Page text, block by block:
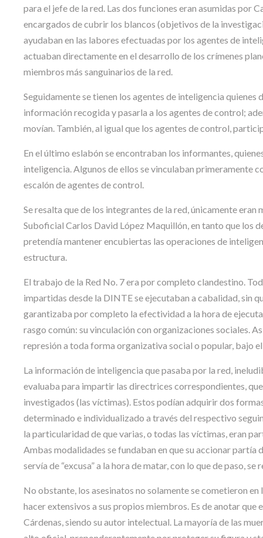
para el jefe de la red. Las dos funciones eran asumidas por
encargados de cubrir los blancos (objetivos de la
ayudaban en las labores efectuadas por los agentes de
actuaban directamente en el desarrollo de los crímenes
miembros más sanguinarios de la red.
Seguidamente se tienen los agentes de inteligencia
información recogida y pasarla a los agentes de control;
movían. También, al igual que los agentes de control,
En el último eslabón se encontraban los informantes,
inteligencia. Algunos de ellos se vinculaban primeramente
escalón de agentes de control.
Se resalta que de los integrantes de la red, únicamente
Suboficial Carlos David López Maquillón, en tanto que los
pretendía mantener encubiertas las operaciones de
estructura.
El trabajo de la Red No. 7 era por completo clandestino.
impartidas desde la DINTE se ejecutaban a cabalidad, sin
garantizaba por completo la efectividad a la hora de
rasgo común: su vinculación con organizaciones sociales.
represión a toda forma organizativa social o popular, bajo
La información de inteligencia que pasaba por la red,
evaluaba para impartir las directrices correspondientes,
investigados (las víctimas). Estos podían adquirir dos
determinado e individualizado a través del respectivo
la particularidad de que varias, o todas las víctimas, eran
Ambas modalidades se fundaban en que su accionar partía
servía de “excusa” a la hora de matar, con lo que de paso,
No obstante, los asesinatos no solamente se cometieron
hacer extensivos a sus propios miembros. Es de anotar
Cárdenas, siendo su autor intelectual. La mayoría de las